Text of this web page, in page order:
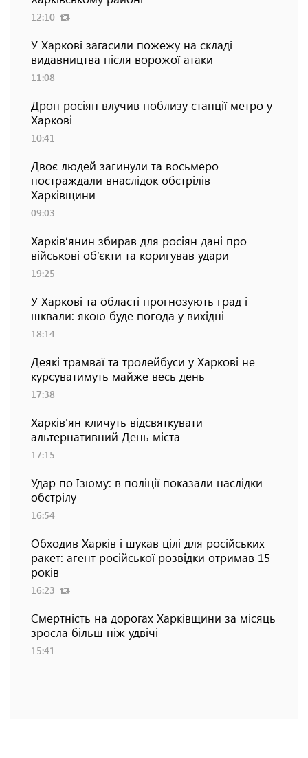
12:10
У Харкові загасили пожежу на складі
видавництва після ворожої атаки
11:08
Дрон росіян влучив поблизу станції метро у
Харкові
10:41
Двоє людей загинули та восьмеро
постраждали внаслідок обстрілів
Харківщини
09:03
Харків’янин збирав для росіян дані про
військові об’єкти та коригував удари
19:25
У Харкові та області прогнозують град і
шквали: якою буде погода у вихідні
18:14
Деякі трамваї та тролейбуси у Харкові не
курсуватимуть майже весь день
17:38
Харків'ян кличуть відсвяткувати
альтернативний День міста
17:15
Удар по Ізюму: в поліції показали наслідки
обстрілу
16:54
Обходив Харків і шукав цілі для російських
ракет: агент російської розвідки отримав 15
років
16:23
Смертність на дорогах Харківщини за місяць
зросла більш ніж удвічі
15:41